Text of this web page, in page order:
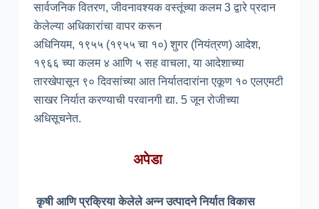
सार्वजनिक वितरण, जीवनावश्यक वस्तूंच्या कलम 3 द्वारे प्रदान
केलेल्या अधिकारांचा वापर करून
अधिनियम, १९५५ (१९५५ चा १०) शुगर (नियंत्रण) आदेश,
१९६६ च्या कलम ४ आणि ५ सह वाचला, या आदेशाच्या
तारखेपासून ९० दिवसांच्या आत निर्यातदारांना एकूण १० एलएमटी
साखर निर्यात करण्याची परवानगी द्या. 5 जून रोजीच्या
अधिसूचनेत.
अपेडा
कृषी आणि प्रक्रिया केलेले अन्न उत्पादने निर्यात विकास